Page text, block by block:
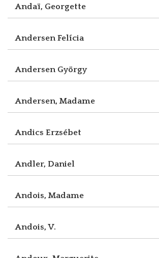
Andaï, Georgette
Andersen Felícia
Andersen György
Andersen, Madame
Andics Erzsébet
Andler, Daniel
Andois, Madame
Andois, V.